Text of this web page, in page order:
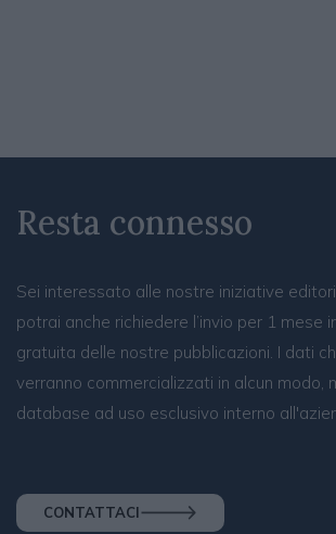
Resta connesso
Sei interessato alle nostre iniziative
potrai anche richiedere l’invio per 1 mese
gratuita delle nostre pubblicazioni. I dati
verranno commercializzati in alcun modo,
database ad uso esclusivo interno
CONTATTACI